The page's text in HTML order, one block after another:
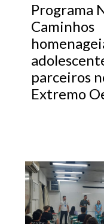
Programa
Caminhos
parceiros
Extremo